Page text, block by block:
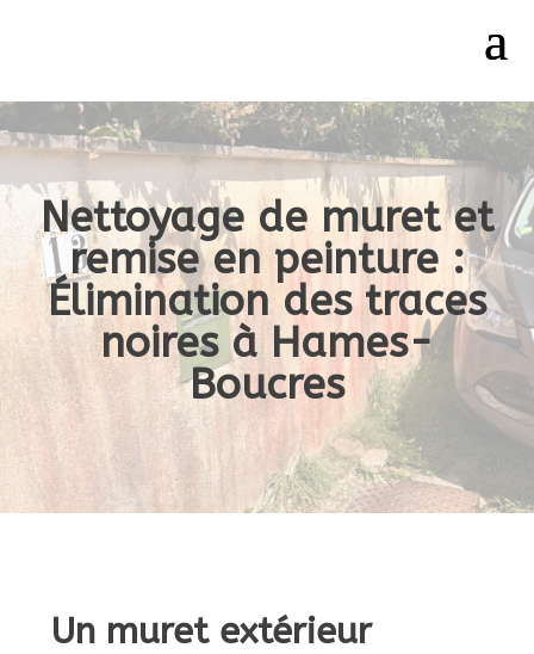
Nettoyage de muret et
remise en peinture :
Élimination des traces
noires à Hames-
Boucres
Un muret extérieur